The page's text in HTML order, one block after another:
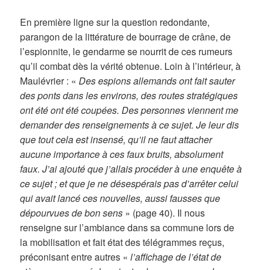
En première ligne sur la question redondante,
parangon de la littérature de bourrage de crâne, de
l’espionnite, le gendarme se nourrit de ces rumeurs
qu’il combat dès la vérité obtenue. Loin à l’intérieur, à
Maulévrier : «Des espions allemands ont fait sauter
des ponts dans les environs, des routes stratégiques
ont été ont été coupées. Des personnes viennent me
demander des renseignements à ce sujet. Je leur dis
que tout cela est insensé, qu’il ne faut attacher
aucune importance à ces faux bruits, absolument
faux. J’ai ajouté que j’allais procéder à une enquête à
ce sujet ; et que je ne désespérais pas d’arrêter celui
qui avait lancé ces nouvelles, aussi fausses que
dépourvues de bon sens » (page 40). Il nous
renseigne sur l’ambiance dans sa commune lors de
la mobilisation et fait état des télégrammes reçus,
préconisant entre autres «l’affichage de l’état de